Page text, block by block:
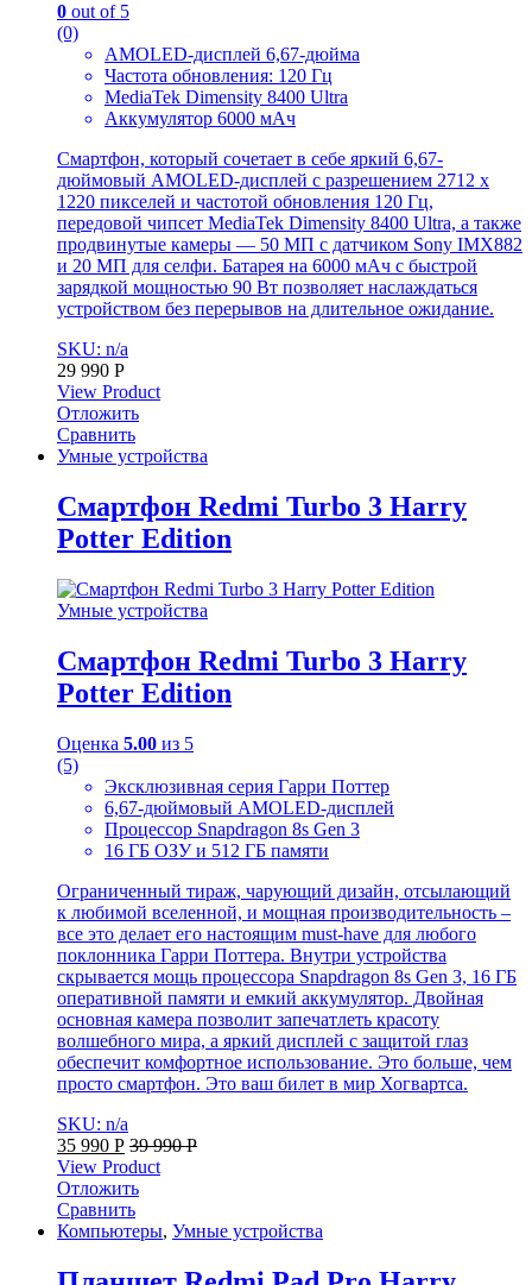
0 out of 5
(0)
AMOLED-дисплей 6,67-дюйма
Частота обновления: 120 Гц
MediaTek Dimensity 8400 Ultra
Аккумулятор 6000 мАч
Смартфон, который сочетает в себе яркий 6,67-
дюймовый AMOLED-дисплей с разрешением 2712 x
1220 пикселей и частотой обновления 120 Гц,
передовой чипсет MediaTek Dimensity 8400 Ultra, а также
продвинутые камеры — 50 МП с датчиком Sony IMX882
и 20 МП для селфи. Батарея на 6000 мАч с быстрой
зарядкой мощностью 90 Вт позволяет наслаждаться
устройством без перерывов на длительное ожидание.
SKU: n/a
29 990 Р
View Product
Отложить
Сравнить
Умные устройства
Смартфон Redmi Turbo 3 Harry
Potter Edition
Умные устройства
Смартфон Redmi Turbo 3 Harry
Potter Edition
Оценка 5.00 из 5
(5)
Эксклюзивная серия Гарри Поттер
6,67-дюймовый AMOLED-дисплей
Процессор Snapdragon 8s Gen 3
16 ГБ ОЗУ и 512 ГБ памяти
Ограниченный тираж, чарующий дизайн, отсылающий
к любимой вселенной, и мощная производительность –
все это делает его настоящим must-have для любого
поклонника Гарри Поттера. Внутри устройства
скрывается мощь процессора Snapdragon 8s Gen 3, 16 ГБ
оперативной памяти и емкий аккумулятор. Двойная
основная камера позволит запечатлеть красоту
волшебного мира, а яркий дисплей с защитой глаз
обеспечит комфортное использование. Это больше, чем
просто смартфон. Это ваш билет в мир Хогвартса.
SKU: n/a
35 990 Р 39 990Р
View Product
Отложить
Сравнить
Компьютеры, Умные устройства